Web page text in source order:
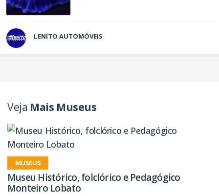
LENITO AUTOMÓVEIS
Veja Mais Museus
MUSEUS
Museu Histórico, folclórico e Pedagógico
Monteiro Lobato